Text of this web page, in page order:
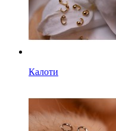
Калоти